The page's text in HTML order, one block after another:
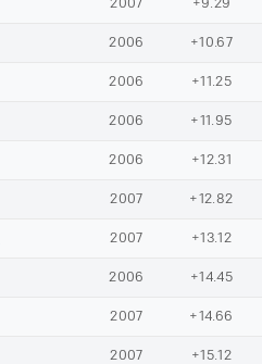
2007 +9.29
2006 +10.67
2006 +11.25
2006 +11.95
2006 +12.31
2007 +12.82
2007 +13.12
2006 +14.45
2007 +14.66
2007 +15.12